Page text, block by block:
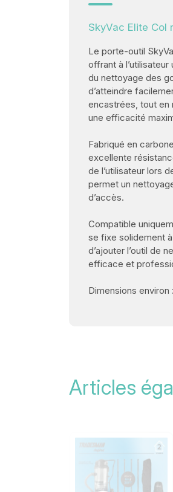
SkyVac Elite Col
Le porte-outil
offrant à
du nettoyage des
d’atteindre
encastrées, tout en
une efficacité
Fabriqué en
excellente
de l’utilisateur lors
permet un
d’accès.
Compatible
se fixe solidement
d’ajouter l’outil de
efficace et
Dimensions
Articles